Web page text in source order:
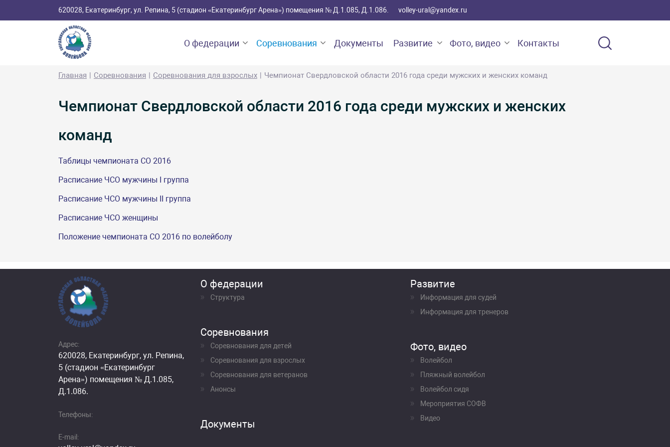
620028, Екатеринбург, ул. Репина, 5 (стадион «Екатеринбург Арена») помещения № Д.1.085, Д.1.086. volley-ural@yandex.ru
О федерации Соревнования Документы Развитие Фото, видео Контакты
Главная Соревнования Соревнования для взрослых Чемпионат Свердловской области 2016 года среди мужских и женских команд
Чемпионат Свердловской области 2016 года среди мужских и женских
команд
Таблицы чемпионата СО 2016
Расписание ЧСО мужчины I группа
Расписание ЧСО мужчины II группа
Расписание ЧСО женщины
Положение чемпионата СО 2016 по волейболу
Адрес:
620028, Екатеринбург, ул. Репина,
5 (стадион «Екатеринбург
Арена») помещения № Д.1.085,
Д.1.086.
Телефоны:
E-mail:
О федерации
Структура
Соревнования
Соревнования для детей
Соревнования для взрослых
Соревнования для ветеранов
Анонсы
Документы
Развитие
Информация для судей
Информация для тренеров
Фото, видео
Волейбол
Пляжный волейбол
Волейбол сидя
Мероприятия СОФВ
Видео